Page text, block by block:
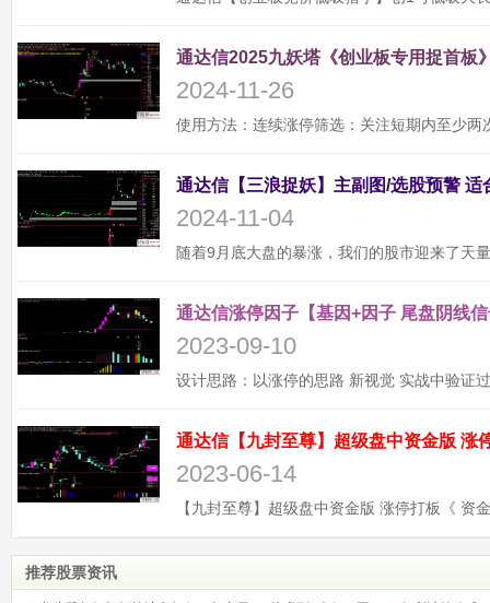
通达信2025九妖塔《创业板专用捉首板
2024-11-26
2024-11-04
通达信涨停因子【基因+因子 尾盘阴线
2023-09-10
2023-06-14
推荐股票资讯